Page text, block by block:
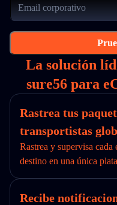
La solución
sure56 para
Rastrea tus
transportistas
Rastrea y supervisa
destino en una única
Recibe